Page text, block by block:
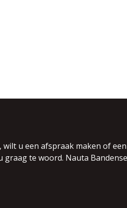
wilt u een afspraak maken of
graag te woord. Nauta